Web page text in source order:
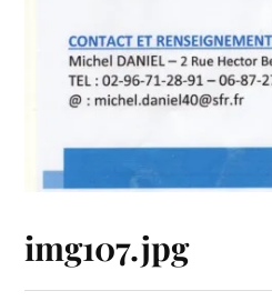
img107.jpg